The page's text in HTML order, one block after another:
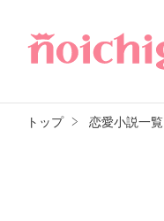
トップ 恋愛小説一覧